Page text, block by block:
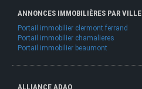
ANNONCES IMMOBILIÈRES PAR VILLE
Portail immobilier clermont ferrand
Portail immobilier chamalieres
Portail immobilier beaumont
ALLIANCE ADAO